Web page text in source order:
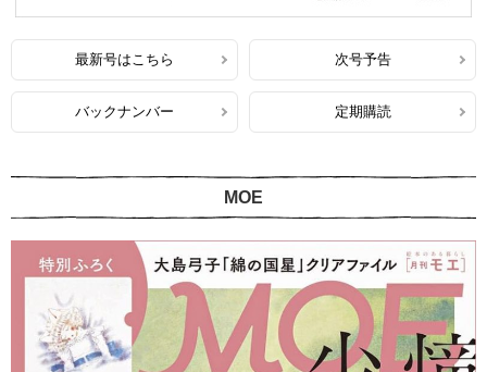
最新号はこちら 次号予告
バックナンバー 定期購読
MOE